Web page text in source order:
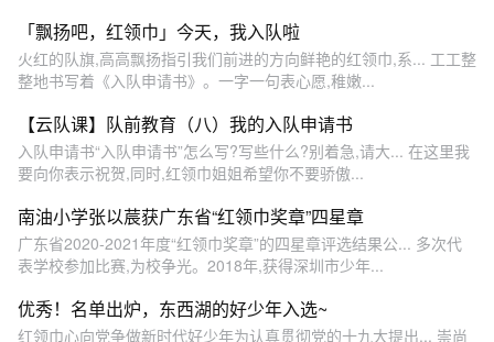
「飘扬吧，红领巾」今天，我入队啦
火红的队旗,高高飘扬指引我们前进的方向鲜艳的红领巾,系... 工工整
整地书写着《入队申请书》。一字一句表心愿,稚嫩...
【云队课】队前教育（八）我的入队申请书
入队申请书“入队申请书”怎么写?写些什么?别着急,请大... 在这里我
要向你表示祝贺,同时,红领巾姐姐希望你不要骄傲...
南油小学张以莀获广东省“红领巾奖章”四星章
广东省2020-2021年度“红领巾奖章”的四星章评选结果公... 多次代
表学校参加比赛,为校争光。2018年,获得深圳市少年...
优秀！名单出炉，东西湖的好少年入选~
红领巾心向党争做新时代好少年为认真贯彻党的十九大提出... 崇尚